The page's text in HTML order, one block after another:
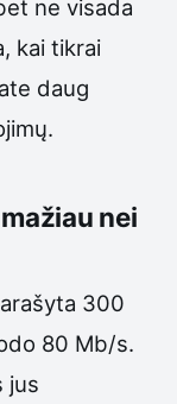
ne visada
kai tikrai
daug
nei
300
80 Mb/s.
jus